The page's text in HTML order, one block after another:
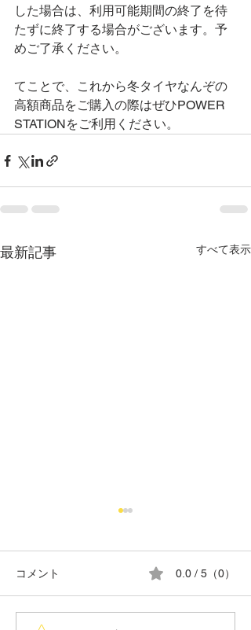
した場合は、利用可能期間の終了を待
たずに終了する場合がございます。予
めご了承ください。
てことで、これから冬タイヤなんぞの
高額商品をご購入の際はぜひPOWER
STATIONをご利用ください。
最新記事 すべて表示
コメント 0.0 / 5（0）